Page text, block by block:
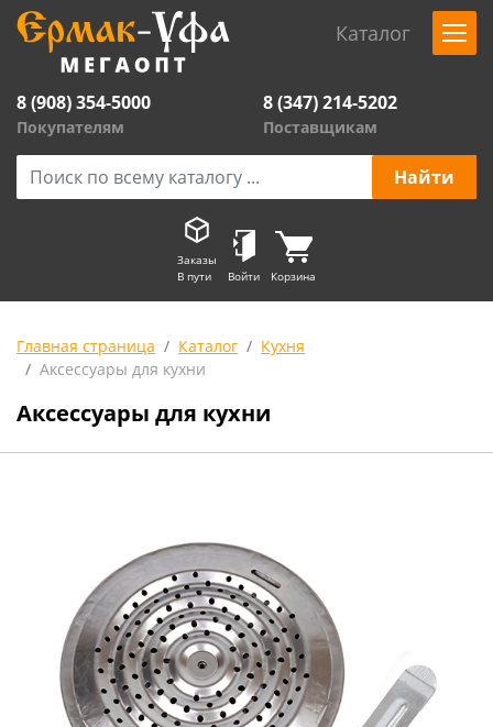
Каталог
8 (908) 354-5000
Покупателям
8 (347) 214-5202
Поставщикам
Заказы
В пути
Войти Корзина
Главная страница Каталог
Кухня
Аксессуары для кухни
Аксессуары для кухни